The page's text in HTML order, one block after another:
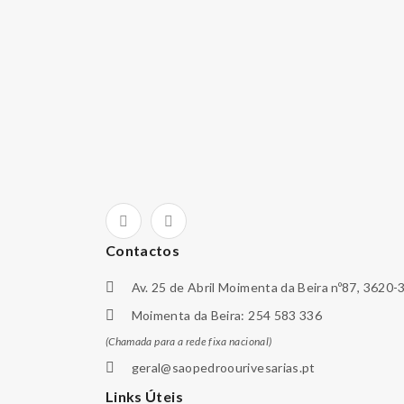
Contactos
Av. 25 de Abril Moimenta da Beira nº87, 3620-
Moimenta da Beira: 254 583 336
(Chamada para a rede fixa nacional)
geral@saopedroourivesarias.pt
Links Úteis